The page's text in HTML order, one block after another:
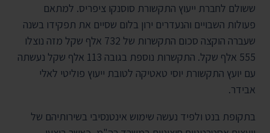
ששולם לחברת ייעוץ התקשורת סוסנקו ציפריס. למתאם
פעולות השבויים והנעדרים ירון בלום שסיים את תפקידו בשנה
שעברה הוקצה סכום התקשרות של 732 אלף שקל מזה נוצלו
555 אלף שקל. התקשרות נוספת בגובה 113 אלף שקל נעשתה
עם יועץ התקשורת יוסי טאטיקה לטובת ייעוץ פוליטי לאלי
אבידר.
בתקופת בנט ולפיד נעשה שימוש אינטנסיבי בשירותיהם של